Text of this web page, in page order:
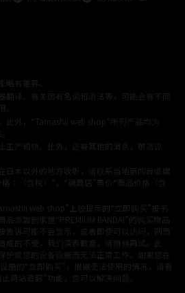
・東映 ©創通・サンライズ
社© 石森プロ/SMEビジュアルワークス・BT
・光子力研究所
EM・東映
ーション
/Project Eva.
ADK・東映
Sammy2002© NTV
映アニメーション© YAMASA
/CIA © 2004 ARUZE CORP,
マッシュルーム/アキラ製作委員会
リンピア© HEIWA© Aristocrat© タツノコプ
STEAMBOY製作委員会
略有差异。
翻译。有关固有名词和语法等，可能会有不同
此外，“Tamashii web shop”所列产品均为
生产和销。此外，还有其他的消息，敬请谅
日本以外的地方收听，请联系当地新闻台或媒
：（含税）”，“魂商店”票价“商品价格（含
web shop”上较提示的“立即购买”按书
添加到家里“PREMIUM BANDAI”的购买物品
告诉可能不会显示，或者即使可以访问，网页
成的不便，我们深表歉意，请稍候再试。此
护或您的设备设施而无法正常工作。如果您在
施的“立即购买”，根据无法使用的情况，请看
跨站追踪”功能，您可以解决问题。